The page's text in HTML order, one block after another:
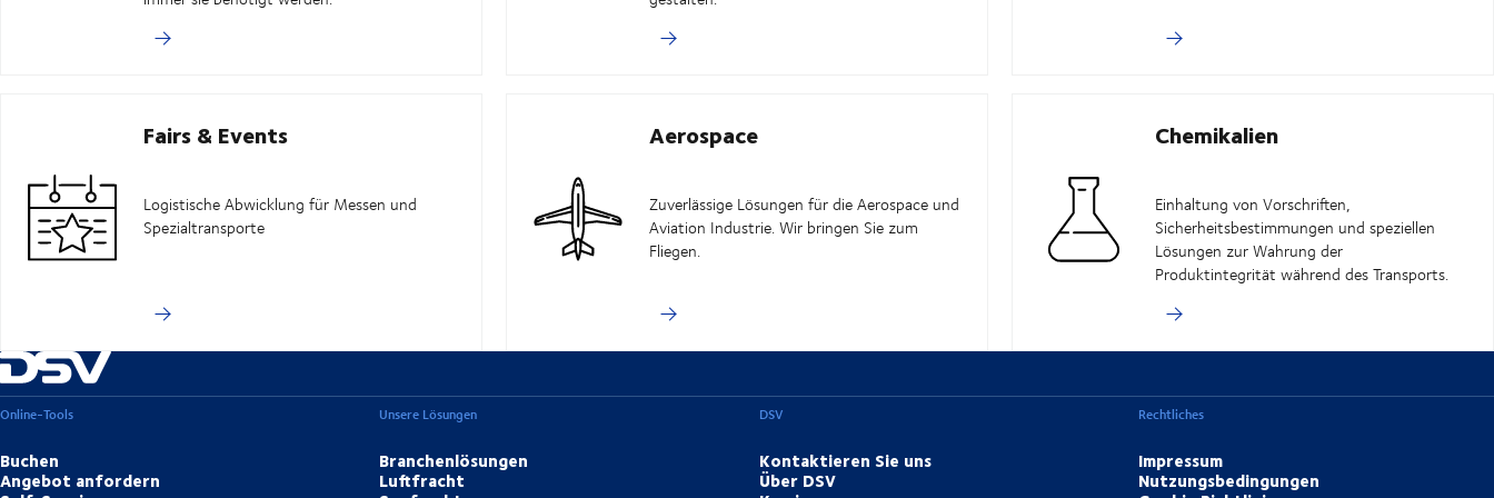
Fairs & Events
Logistische Abwicklung für Messen und
Spezialtransporte
Aerospace
Zuverlässige Lösungen für die Aerospace und
Aviation Industrie. Wir bringen Sie zum
Fliegen.
Chemikalien
Einhaltung von Vorschriften,
Sicherheitsbestimmungen und speziellen
Lösungen zur Wahrung der
Produktintegrität während des Transports.
Online-Tools
Buchen
Angebot anfordern
Unsere Lösungen
Branchenlösungen
Luftfracht
DSV
Kontaktieren Sie uns
Über DSV
Rechtliches
Impressum
Nutzungsbedingungen